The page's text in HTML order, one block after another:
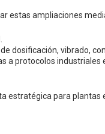
estas ampliaciones
dosificación, vibrado,
a protocolos
estratégica para